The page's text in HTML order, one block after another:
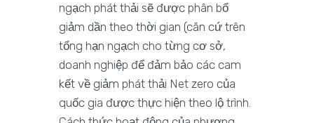
ngạch phát thải sẽ được phân bổ
giảm dần theo thời gian (căn cứ trên
tổng hạn ngạch cho từng cơ sở,
doanh nghiệp để đảm bảo các cam
kết về giảm phát thải Net zero của
quốc gia được thực hiện theo lộ trình.